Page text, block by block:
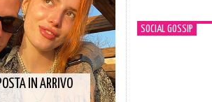
IN ARRIVO
SOCIAL GOSSIP